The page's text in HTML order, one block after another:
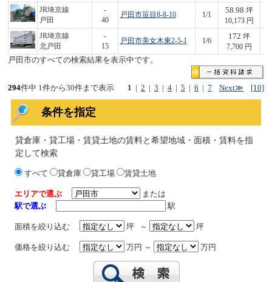
JR埼京線
戸田
-
40
戸田市笹目8-8-10 1/1
58.98 坪
10,173 円
JR埼京線
北戸田
-
15
戸田市美女木東2-5-1 1/6
172 坪
7,700 円
戸田市のすべての検索結果を表示中です。
1 |2 |3 |4 |5 |6 |7 Next≫ [10]
294件中 1件から30件まで表示
条件を指定
貸倉庫・貸工場・賃貸土地の賃料と希望地域・面積・賃料を指
定して検索
すべて 貸倉庫 貸工場 賃貸土地
エリアで選ぶ
または
駅で選ぶ
駅
面積を絞り込む 坪 ～ 坪
価格を絞り込む 万円 ～ 万円